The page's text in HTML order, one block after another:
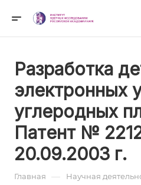
Разработка
электронных
углеродных
Патент №
20.09.2003 г.
Главная — Научная